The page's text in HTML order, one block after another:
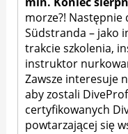
morze?! Następnie
Südstranda – jako
trakcie szkolenia,
instruktor
Zawsze interesuje
aby zostali
certyfikowanych
powtarzającej się